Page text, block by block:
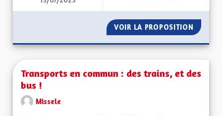
VOIR LA PROPOSITION MISE
Transports en commun : des trains, et des
bus !
Missele